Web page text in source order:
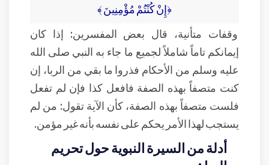
﴿إِنْ كُنْتُمْ مُؤْمِنِينَ ﴾
وقفات متأنية، قال بعض المفسرين: إذا كان
إيمانكم تاماً شاملاً لجميع ما جاء به النبي صلى الله
عليه وسلم من الأحكام فذروا ما بقي من الربا، إن
كنت متصفاً بهذه الصفة فافعل كذا فإن لم تفعل
فلست متصفاً بهذه الصفة، كأن الآية تقول: من لم
يستجب لهذا الأمر يحكم على نفسه بأنه غير مؤمن.
أدلة من السيرة النبوية حول تحريم